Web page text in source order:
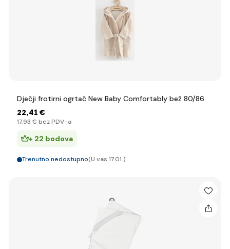
Dječji frotirni ogrtač New Baby Comfortably bež 80/86
22,41 €
17,93 € bez PDV-a
+ 22 bodova
Trenutno nedostupno(U vas 17.01.)